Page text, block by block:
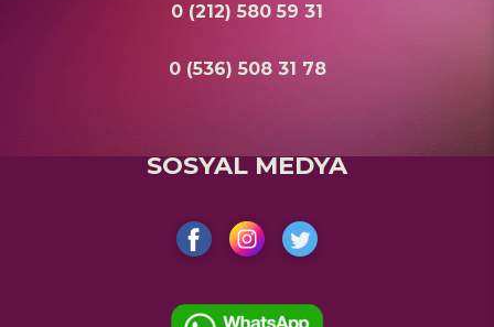
0 (212) 580 59 31
0 (536) 508 31 78
SOSYAL MEDYA